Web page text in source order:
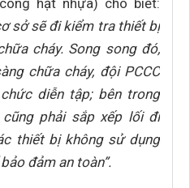
hạt nhựa) cho biết:
sở sẽ đi kiểm tra thiết bị
cháy. Song song đó,
chữa cháy, đội PCCC
diễn tập; bên trong
phải sắp xếp lối đi
thiết bị không sử dụng
đảm an toàn”.